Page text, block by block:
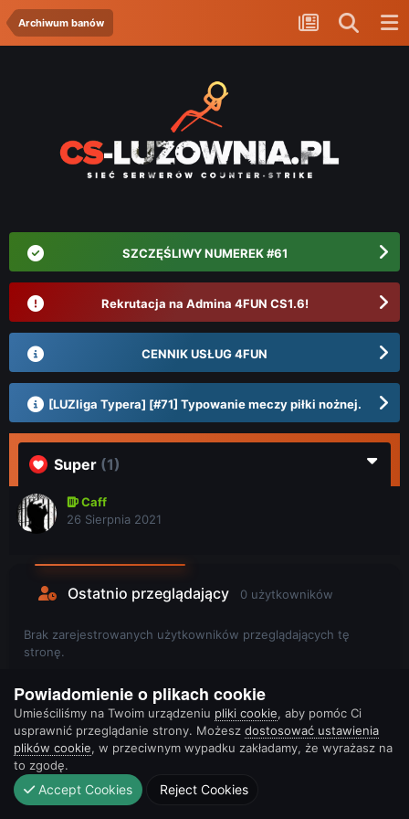
Archiwum banów
SZCZĘŚLIWY NUMEREK #61
Rekrutacja na Admina 4FUN CS1.6!
CENNIK USŁUG 4FUN
[LUZliga Typera] [#71] Typowanie meczy piłki nożnej.
Super (1)
Caff
26 Sierpnia 2021
Ostatnio przeglądający 0 użytkowników
Brak zarejestrowanych użytkowników przeglądających tę
stronę.
Powiadomienie o plikach cookie
Umieściliśmy na Twoim urządzeniu pliki cookie, aby pomóc Ci
usprawnić przeglądanie strony. Możesz dostosować ustawienia
plików cookie, w przeciwnym wypadku zakładamy, że wyrażasz na
to zgodę.
Accept Cookies Reject Cookies